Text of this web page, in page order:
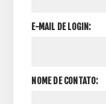
E-MAIL DE LOGIN:
NOME DE CONTATO: